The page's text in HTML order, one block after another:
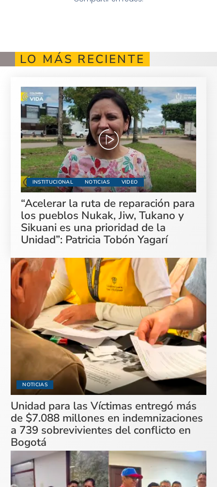
LO MÁS RECIENTE
INSTITUCIONAL NOTICIAS VIDEO
“Acelerar la ruta de reparación para
los pueblos Nukak, Jiw, Tukano y
Sikuani es una prioridad de la
Unidad”: Patricia Tobón Yagarí
NOTICIAS
Unidad para las Víctimas entregó más
de $7.088 millones en indemnizaciones
a 739 sobrevivientes del conflicto en
Bogotá